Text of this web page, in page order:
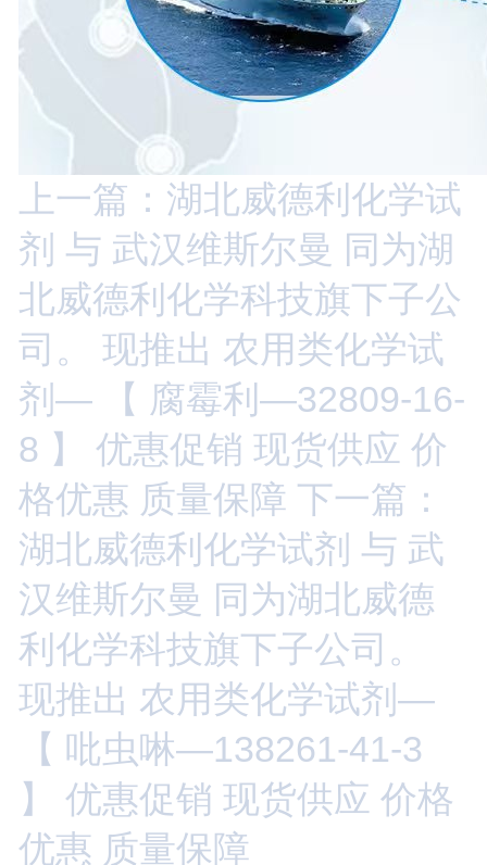
上一篇：湖北威德利化学试
剂 与 武汉维斯尔曼 同为湖
北威德利化学科技旗下子公
司。 现推出 农用类化学试
剂— 【 腐霉利—32809-16-
8 】 优惠促销 现货供应 价
格优惠 质量保障 下一篇：
湖北威德利化学试剂 与 武
汉维斯尔曼 同为湖北威德
利化学科技旗下子公司。
现推出 农用类化学试剂—
【 吡虫啉—138261-41-3
】 优惠促销 现货供应 价格
优惠 质量保障